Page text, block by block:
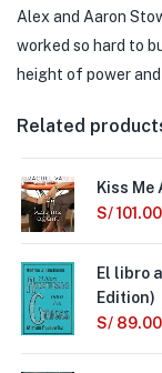
Alex and Aaron
worked so hard to
height of power
Related
Kiss Me
S/101.00
El libro
Edition)
S/ 89.00